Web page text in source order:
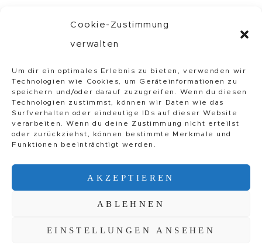
Cookie-Zustimmung
verwalten
Um dir ein optimales Erlebnis zu bieten, verwenden wir
Technologien wie Cookies, um Geräteinformationen zu
speichern und/oder darauf zuzugreifen. Wenn du diesen
Technologien zustimmst, können wir Daten wie das
Surfverhalten oder eindeutige IDs auf dieser Website
verarbeiten. Wenn du deine Zustimmung nicht erteilst
oder zurückziehst, können bestimmte Merkmale und
Funktionen beeinträchtigt werden.
AKZEPTIEREN
ABLEHNEN
EINSTELLUNGEN ANSEHEN
IMPRESSUM
VERTRAG WIDERRUFEN
AGBs// Datenschutz //
Widerrufsrecht